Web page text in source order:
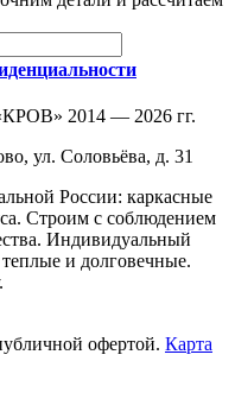
2014 — 2026 гг.
ул. Соловьёва, д. 31
России: каркасные
Строим с соблюдением
Индивидуальный
и долговечные.
офертой. Карта